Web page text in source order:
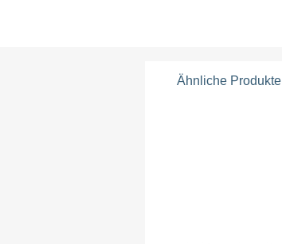
Ähnliche Produkte